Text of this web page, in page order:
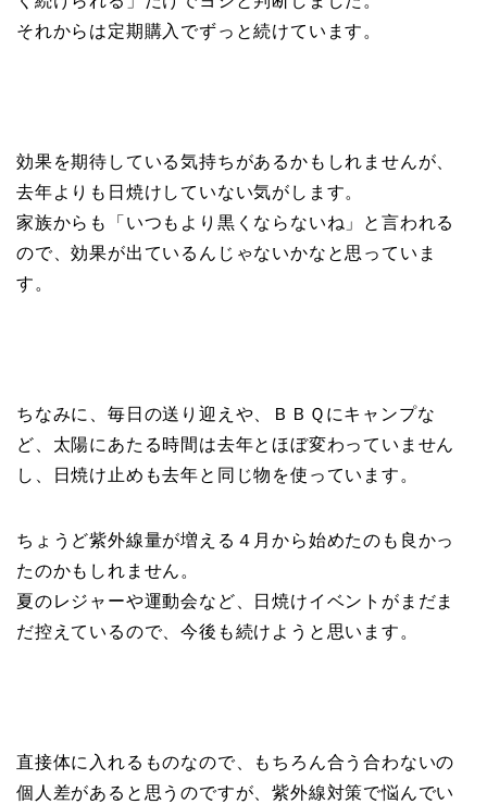
それからは定期購入でずっと続けています。
効果を期待している気持ちがあるかもしれませんが、
去年よりも日焼けしていない気がします。
家族からも「いつもより黒くならないね」と言われる
ので、効果が出ているんじゃないかなと思っていま
す。
ちなみに、毎日の送り迎えや、ＢＢＱにキャンプな
ど、太陽にあたる時間は去年とほぼ変わっていません
し、日焼け止めも去年と同じ物を使っています。
ちょうど紫外線量が増える４月から始めたのも良かっ
たのかもしれません。
夏のレジャーや運動会など、日焼けイベントがまだま
だ控えているので、今後も続けようと思います。
直接体に入れるものなので、もちろん合う合わないの
個人差があると思うのですが、紫外線対策で悩んでい